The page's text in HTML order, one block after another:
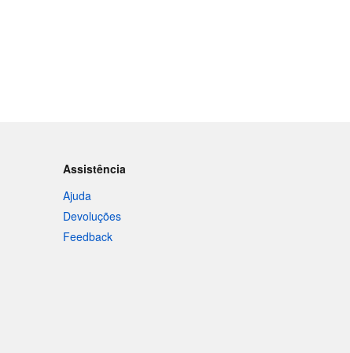
Assistência
Ajuda
Devoluções
Feedback